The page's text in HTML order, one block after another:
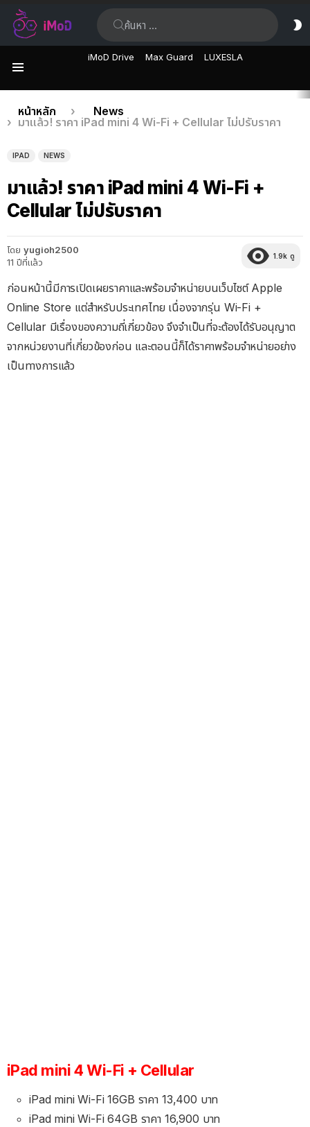
iMoD Drive Max Guard LUXESLA
เรื่อง
ล่าสุด
คุณอยู่ที่นี่:
หน้าหลัก
News
มาแล้ว! ราคา iPad mini 4 Wi-Fi + Cellular ไม่ปรับราคา
IPAD NEWS
มาแล้ว! ราคา iPad mini 4 Wi-Fi +
Cellular ไม่ปรับราคา
โดย yugioh2500
11 ปีที่แล้ว
1.9k ดู
ก่อนหน้านี้มีการเปิดเผยราคาและพร้อมจำหน่ายบนเว็บไซต์ Apple
Online Store แต่สำหรับประเทศไทย เนื่องจากรุ่น Wi-Fi +
Cellular มีเรื่องของความถี่เกี่ยวข้อง จึงจำเป็นที่จะต้องได้รับอนุญาต
จากหน่วยงานที่เกี่ยวข้องก่อน และตอนนี้ก็ได้ราคาพร้อมจำหน่ายอย่าง
เป็นทางการแล้ว
iPad mini 4 Wi-Fi + Cellular
iPad mini Wi-Fi 16GB ราคา 13,400 บาท
iPad mini Wi-Fi 64GB ราคา 16,900 บาท